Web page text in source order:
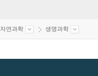
자연과학 생명과학